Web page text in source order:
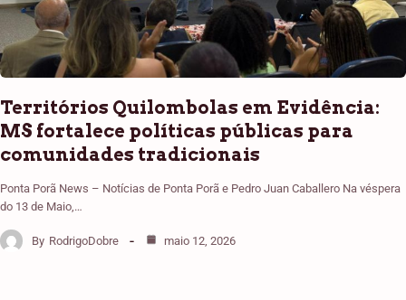
Territórios Quilombolas em Evidência:
MS fortalece políticas públicas para
comunidades tradicionais
Ponta Porã News – Notícias de Ponta Porã e Pedro Juan Caballero Na véspera
do 13 de Maio,…
By RodrigoDobre maio 12, 2026